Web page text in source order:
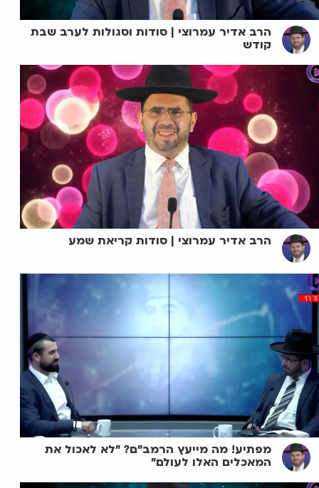
הרב אדיר עמרוצי | סודות וסגולות לערב שבת
קודש
הרב אדיר עמרוצי | סודות קריאת שמע
מפתיע! מה מייעץ הרמב"ם? "לא לאכול את
המאכלים האלו לעולם"